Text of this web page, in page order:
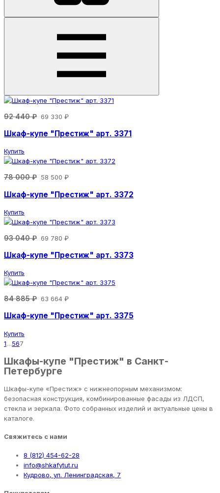
92 440 ₽ 69 330 ₽
Шкаф-купе "Престиж" арт. 3371
Купить
78 000 ₽ 58 500 ₽
Шкаф-купе "Престиж" арт. 3372
Купить
93 040 ₽ 69 780 ₽
Шкаф-купе "Престиж" арт. 3373
Купить
84 885 ₽ 63 664 ₽
Шкаф-купе "Престиж" арт. 3375
Купить
1…567
Шкафы-купе "Престиж" в Санкт-
Петербурге
Шкафы-купе «Престиж» с нижнеопорным механизмом:
безопасная конструкция, комбинированные фасады из ЛДСП,
стекла и зеркала. Фото собранных изделий и актуальные цены в
каталоге.
Свяжитесь с нами
8 (812) 454-62-28
info@shkafytut.ru
Кудрово, ул. Ленинградская, 7